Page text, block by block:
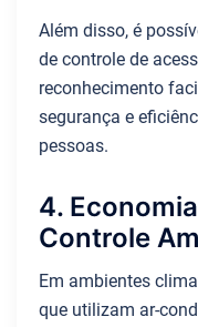
Além disso, é
de controle de
reconhecimento
segurança e
pessoas.
4.
Controle
Em ambientes
que utilizam ar-